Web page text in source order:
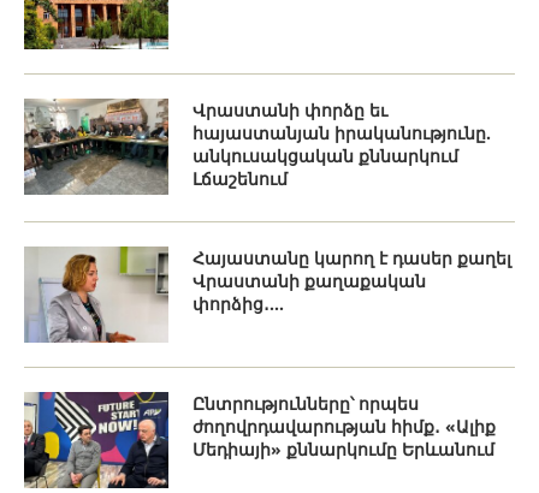
Վրաստանի փորձը եւ
հայաստանյան իրականությունը.
անկուսակցական քննարկում
Լճաշենում
Հայաստանը կարող է դասեր քաղել
Վրաստանի քաղաքական
փորձից․...
Ընտրությունները՝ որպես
ժողովրդավարության հիմք․ «Ալիք
Մեդիայի» քննարկումը Երևանում